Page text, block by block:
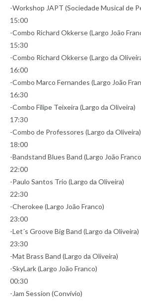
-Workshop JAPT (Sociedade Musical de
15:00
-Combo Richard Okkerse (Largo João
15:30
-Combo Richard Okkerse (Largo da
16:00
-Combo Marco Fernandes (Largo João
16:30
-Combo Filipe Teixeira (Largo da Oliveira)
17:30
-Combo de Professores (Largo da Oliveira)
18:00
-Bandstand Blues Band (Largo João
22:00
-Paulo Santos Trio (Largo da Oliveira)
22:30
-Cherokee (Largo João Franco)
23:00
-Let´s Groove Big Band (Largo da Oliveira)
23:30
-Mat Brass Band (Largo da Oliveira)
-SkyLark (Largo João Franco)
00:30
-Jam Session (Convívio)